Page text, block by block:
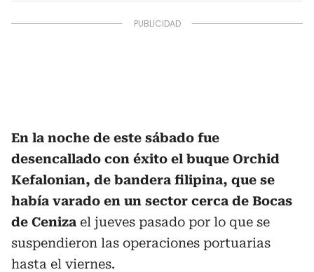
En la noche de este sábado fue
desencallado con éxito el buque Orchid
Kefalonian, de bandera filipina, que se
había varado en un sector cerca de Bocas
de Ceniza el jueves pasado por lo que se
suspendieron las operaciones portuarias
hasta el viernes.